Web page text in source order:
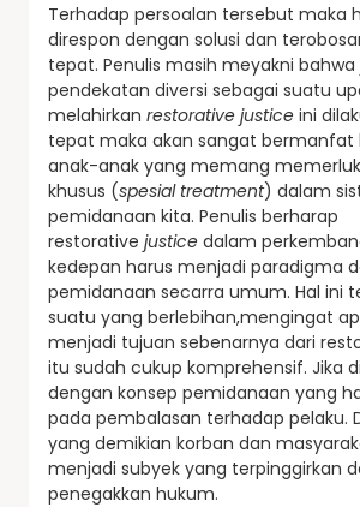
Terhadap persoalan tersebut maka
direspon dengan solusi dan
tepat. Penulis masih meyakni bahwa
pendekatan diversi sebagai suatu
melahirkan restorative justice ini
tepat maka akan sangat bermanfat
anak-anak yang memang
khusus (spesial treatment) dalam
pemidanaan kita. Penulis berharap
restorative justice dalam
kedepan harus menjadi paradigma
pemidanaan secarra umum. Hal ini
suatu yang berlebihan,mengingat
menjadi tujuan sebenarnya dari
itu sudah cukup komprehensif. Jika
dengan konsep pemidanaan yang
pada pembalasan terhadap pelaku.
yang demikian korban dan
menjadi subyek yang terpinggirkan
penegakkan hukum.